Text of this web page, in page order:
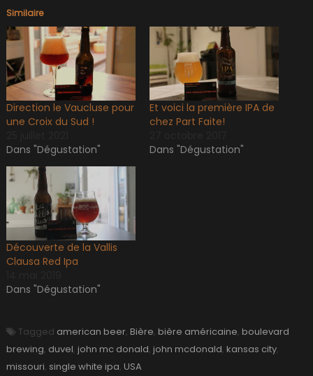
Similaire
Direction le Vaucluse pour
une Croix du Sud !
Dans "Dégustation"
Et voici la première IPA de
chez Part Faite!
Dans "Dégustation"
Découverte de la Vallis
Clausa Red Ipa
Dans "Dégustation"
Tagged american beer, Bière, bière américaine, boulevard
brewing, duvel, john mc donald, john mcdonald, kansas city,
missouri, single white ipa, USA